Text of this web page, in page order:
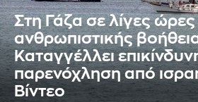
Στη Γάζα σε λίγες
ανθρωπιστικής
Καταγγέλλει
παρενόχληση από
Βίντεο